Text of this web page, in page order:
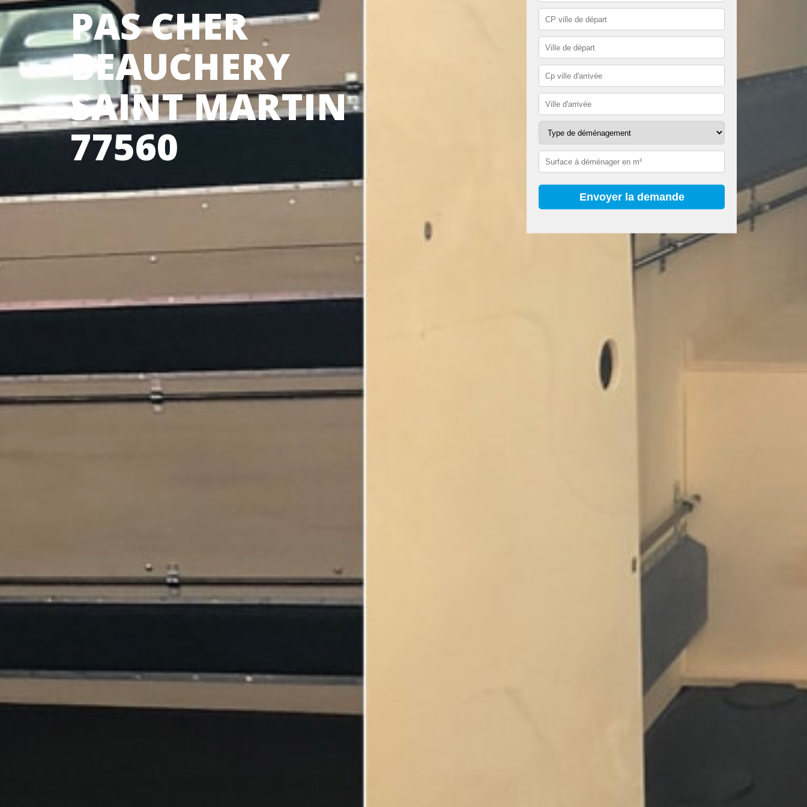
PAS CHER
BEAUCHERY
SAINT MARTIN
77560